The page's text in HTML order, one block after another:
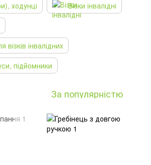
ходунці
Візки інвалідні
візків інвалідних
підйомники
За популярністю